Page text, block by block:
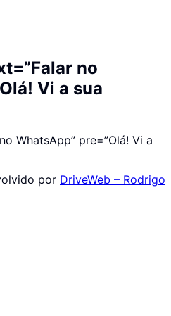
no
Vi a sua
WhatsApp” pre=”Olá! Vi a
por DriveWeb – Rodrigo